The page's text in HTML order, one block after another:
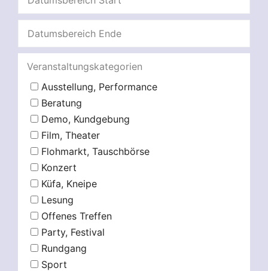
Veranstaltungskategorien
Ausstellung, Performance
Beratung
Demo, Kundgebung
Film, Theater
Flohmarkt, Tauschbörse
Konzert
Küfa, Kneipe
Lesung
Offenes Treffen
Party, Festival
Rundgang
Sport